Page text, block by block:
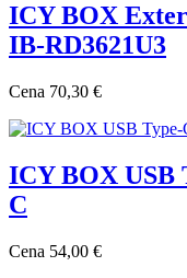
ICY BOX
IB-RD3621U3
Cena 70,30 €
ICY BOX USB
C
Cena 54,00 €